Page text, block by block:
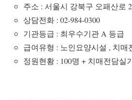
주소 : 서울시 강북구 오패산로
상담전화 : 02-984-0300
기관등급 : 최우수기관 A 등급
급여유형 : 노인요양시설 , 치매
정원현황 : 100명 + 치매전담실